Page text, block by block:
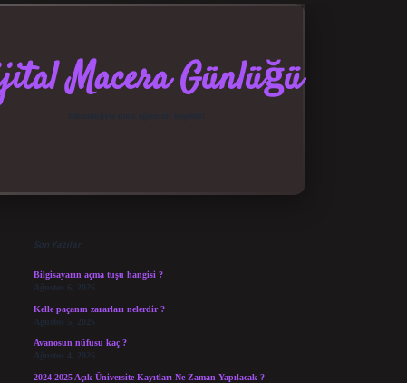
Macera Günlüğü
Son Yazılar
Bilgisayarın açma tuşu hangisi ?
Ağustos 6, 2026
Kelle paçanın zararları nelerdir ?
Ağustos 5, 2026
Avanosun nüfusu kaç ?
Ağustos 4, 2026
2024-2025 Açık Üniversite Kayıtları Ne Zaman Yapılacak ?